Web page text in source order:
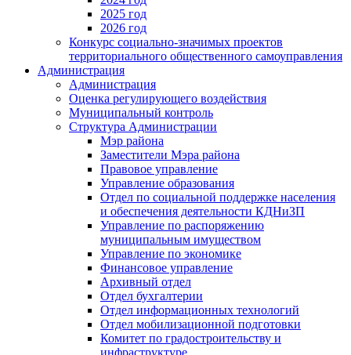
2025 год
2026 год
Конкурс социально-значимых проектов
территориального общественного самоуправления
Администрация
Администрация
Оценка регулирующего воздействия
Муниципальный контроль
Структура Администрации
Мэр района
Заместители Мэра района
Правовое управление
Управление образования
Отдел по социальной поддержке населения
и обеспечения деятельности КДНиЗП
Управление по распоряжению
муниципальным имуществом
Управление по экономике
Финансовое управление
Архивный отдел
Отдел бухгалтерии
Отдел информационных технологий
Отдел мобилизационной подготовки
Комитет по градостроительству и
инфраструктуре